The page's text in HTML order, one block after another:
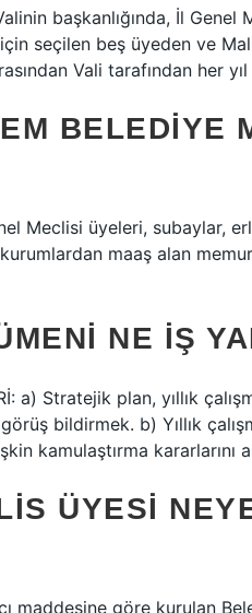
başkanlığında, İl
seçilen beş üyeden ve
Vali tarafından her
BELEDIYE
Meclisi üyeleri, subaylar,
maaş alan
NE IŞ
a) Stratejik plan, yıllık
bildirmek. b) Yıllık
kamulaştırma kararlarını
ÜYESI
maddesine göre kurulan